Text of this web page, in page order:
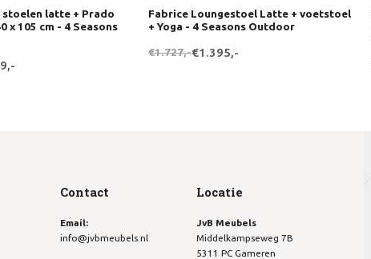
stoelen latte + Prado
x 105 cm - 4 Seasons
Fabrice Loungestoel Latte + voetstoel
+ Yoga - 4 Seasons Outdoor
€1.727,-€1.395,-
Contact
Email:
info@jvbmeubels.nl
Locatie
JvB Meubels
Middelkampseweg 7B
5311 PC Gameren